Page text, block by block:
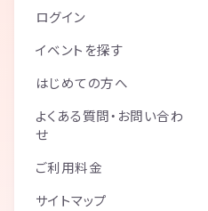
ログイン
イベントを探す
はじめての方へ
よくある質問・お問い合わ
せ
ご利用料金
サイトマップ